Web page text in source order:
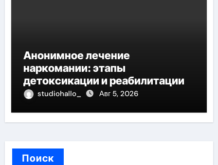
Анонимное лечение
наркомании: этапы
детоксикации и реабилитации
studiohallo_ Авг 5, 2026
Поиск